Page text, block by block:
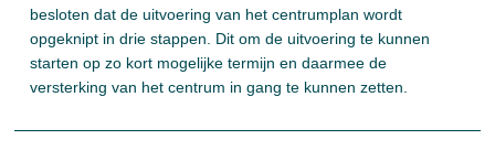
besloten dat de uitvoering van het centrumplan wordt
opgeknipt in drie stappen. Dit om de uitvoering te kunnen
starten op zo kort mogelijke termijn en daarmee de
versterking van het centrum in gang te kunnen zetten.